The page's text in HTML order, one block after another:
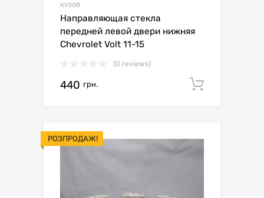
КУЗОВ
Направляющая стекла
передней левой двери нижняя
Chevrolet Volt 11-15
(0 reviews)
440 грн.
РОЗПРОДАЖ!